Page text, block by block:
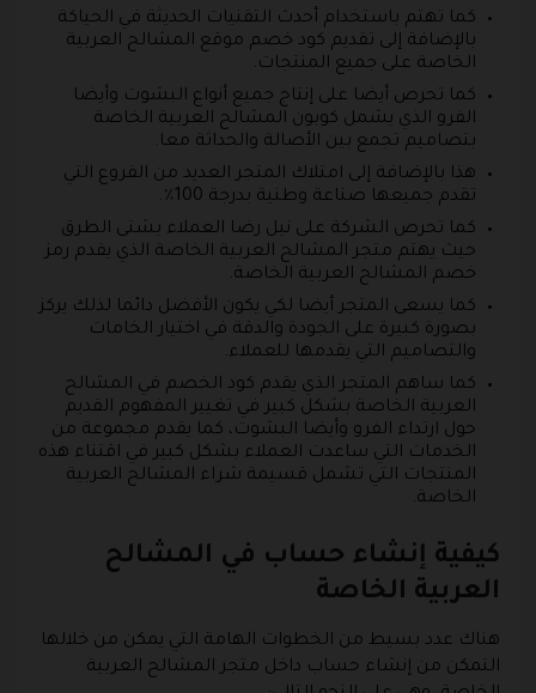
كما تهتم باستخدام أحدث التقنيات الحديثة في الحياكة
بالإضافة إلى تقديم كود خصم موقع المشالح العربية
الخاصة على جميع المنتجات.
كما تحرص أيضا على إنتاج جميع أنواع البشوت وأيضا
الفرو الذي يشمل كوبون المشالح العربية الخاصة
بتصاميم تجمع بين الأصالة والحداثة معا.
هذا بالإضافة إلى امتلاك المتجر العديد من الفروع التي
تقدم جميعها صناعة وطنية بدرجة 100٪.
كما تحرص الشركة على نيل رضا العملاء بشتى الطرق
حيث يهتم متجر المشالح العربية الخاصة الذي يقدم رمز
خصم المشالح العربية الخاصة.
كما يسعى المتجر أيضا لكي يكون الأفضل دائما لذلك يركز
بصورة كبيرة على الجودة والدقة في اختيار الخامات
والتصاميم التي يقدمها للعملاء.
كما ساهم المتجر الذي يقدم كود الخصم في المشالح
العربية الخاصة بشكل كبير في تغيير المفهوم القديم
حول ارتداء الفرو وأيضا البشوت، كما يقدم مجموعة من
الخدمات التي ساعدت العملاء بشكل كبير في اقتناء هذه
المنتجات التي تشمل قسيمة شراء المشالح العربية
الخاصة.
كيفية إنشاء حساب في المشالح
العربية الخاصة
هناك عدد بسيط من الخطوات الهامة التي يمكن من خلالها
التمكن من إنشاء حساب داخل متجر المشالح العربية